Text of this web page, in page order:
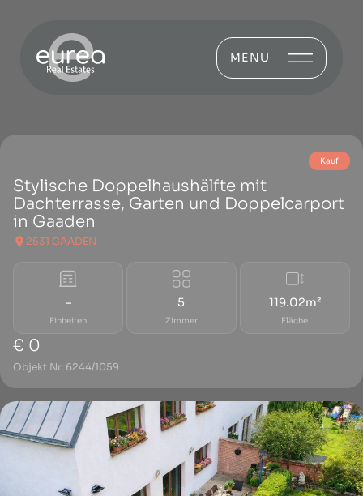
MENU
Kauf
Stylische Doppelhaushälfte mit
Dachterrasse, Garten und Doppelcarport
in Gaaden
2531 GAADEN
–
Einheiten
5
Zimmer
119.02m²
Fläche
€ 0
Objekt Nr. 6244/1059